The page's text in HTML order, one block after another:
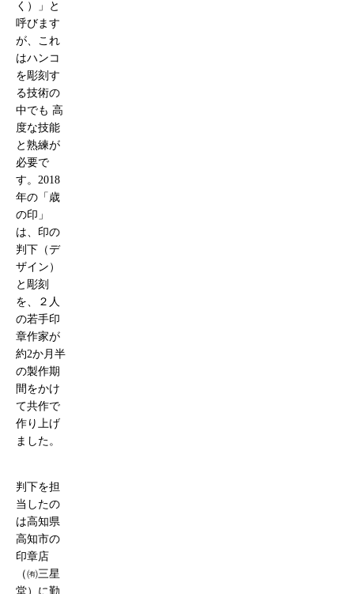
く）」と
呼びます
が、これ
はハンコ
を彫刻す
る技術の
中でも 高
度な技能
と熟練が
必要で
す。2018
年の「歳
の印」
は、印の
判下（デ
ザイン）
と彫刻
を、２人
の若手印
章作家が
約2か月半
の製作期
間をかけ
て共作で
作り上げ
ました。
判下を担
当したの
は高知県
高知市の
印章店
（㈲三星
堂）に勤